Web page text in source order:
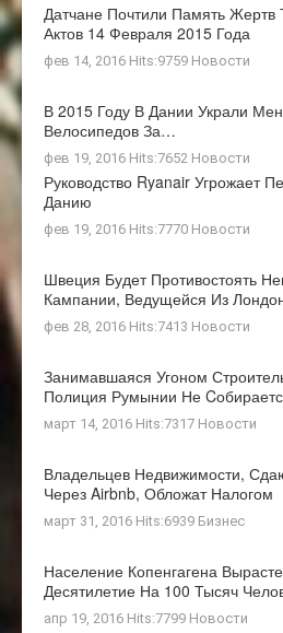
Датчане Почтили Память Жертв
Актов 14 Февраля 2015 Года
фев 14, 2016 Hits:9759 Новости
В 2015 Году В Дании Украли
Велосипедов За…
фев 19, 2016 Hits:7652 Новости
Руководство Ryanair Угрожает
Данию
фев 19, 2016 Hits:7770 Новости
Швеция Будет Противостоять
Кампании, Ведущейся Из
фев 28, 2016 Hits:7413 Новости
Занимавшаяся Угоном
Полиция Румынии Не
март 14, 2016 Hits:7317 Новости
Владельцев Недвижимости,
Через Airbnb, Обложат Налогом
март 31, 2016 Hits:6939 Бизнес
Население Копенгагена
Десятилетие На 100 Тысяч
апр 19, 2016 Hits:7799 Новости